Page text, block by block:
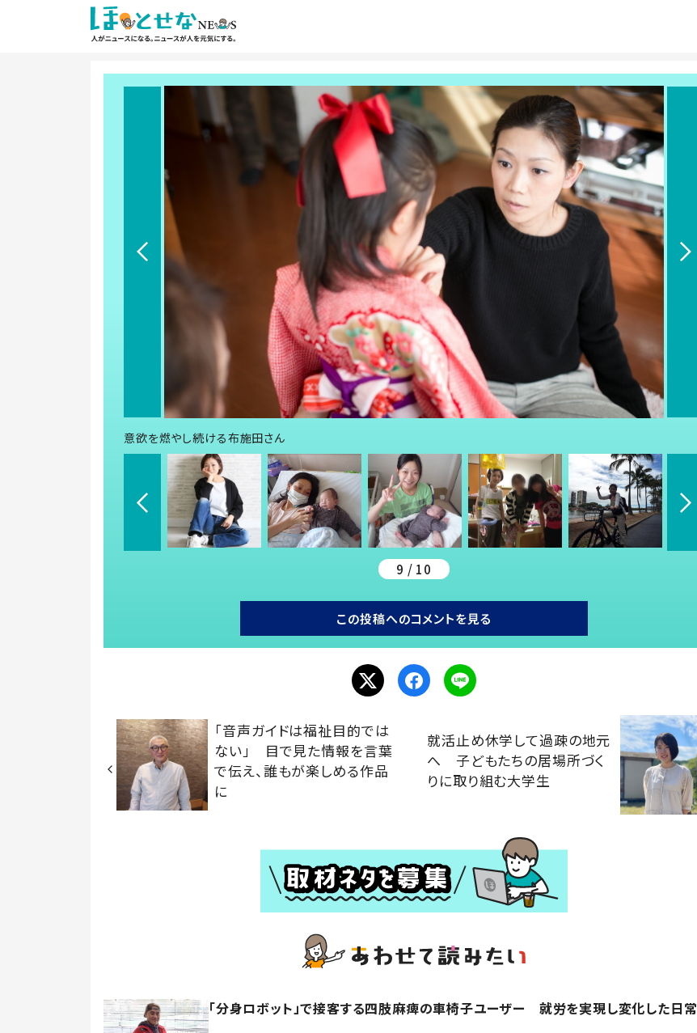
意欲を燃やし続ける布施田さん
9 / 10
この投稿へのコメントを見る
「音声ガイドは福祉目的では
ない」 目で見た情報を言葉
で伝え、誰もが楽しめる作品
に
就活止め休学して過疎の地元
へ 子どもたちの居場所づく
りに取り組む大学生
「分身ロボット」で接客する四肢麻痺の車椅子ユーザー 就労を実現し変化した日常